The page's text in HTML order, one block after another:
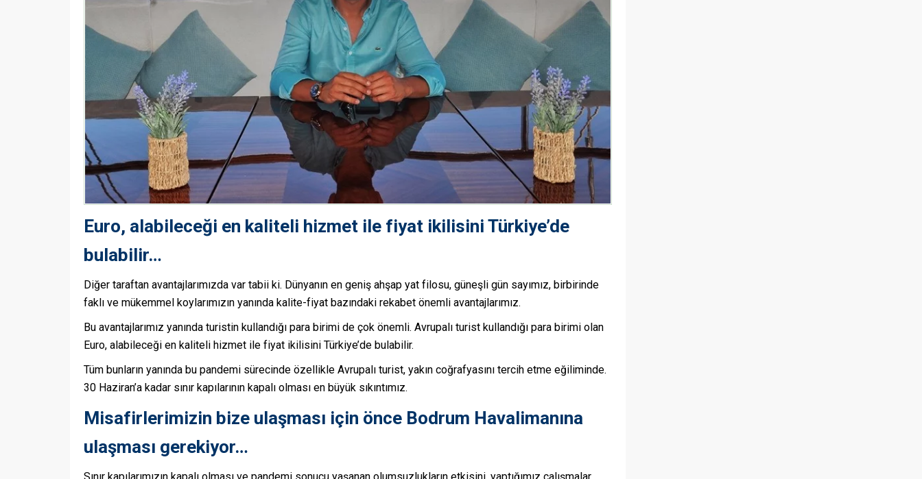
Euro, alabileceği en kaliteli hizmet ile fiyat ikilisini Türkiye’de
bulabilir…
Diğer taraftan avantajlarımızda var tabii ki. Dünyanın en geniş ahşap yat filosu, güneşli gün sayımız, birbirinde
faklı ve mükemmel koylarımızın yanında kalite-fiyat bazındaki rekabet önemli avantajlarımız.
Bu avantajlarımız yanında turistin kullandığı para birimi de çok önemli. Avrupalı turist kullandığı para birimi olan
Euro, alabileceği en kaliteli hizmet ile fiyat ikilisini Türkiye’de bulabilir.
Tüm bunların yanında bu pandemi sürecinde özellikle Avrupalı turist, yakın coğrafyasını tercih etme eğiliminde.
30 Haziran’a kadar sınır kapılarının kapalı olması en büyük sıkıntımız.
Misafirlerimizin bize ulaşması için önce Bodrum Havalimanına
ulaşması gerekiyor…